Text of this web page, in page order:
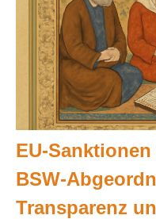
EU-Sanktionen
BSW-
Transparenz